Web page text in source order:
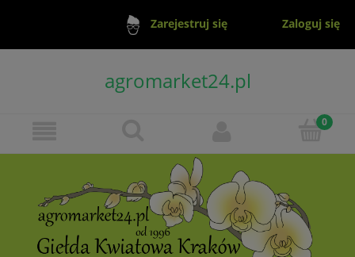
Zarejestruj się Zaloguj się
agromarket24.pl